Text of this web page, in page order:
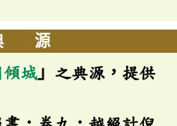
源
傾城 」之典源，提供